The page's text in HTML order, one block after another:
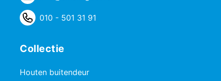
010 - 501 31 91
Collectie
Houten buitendeur